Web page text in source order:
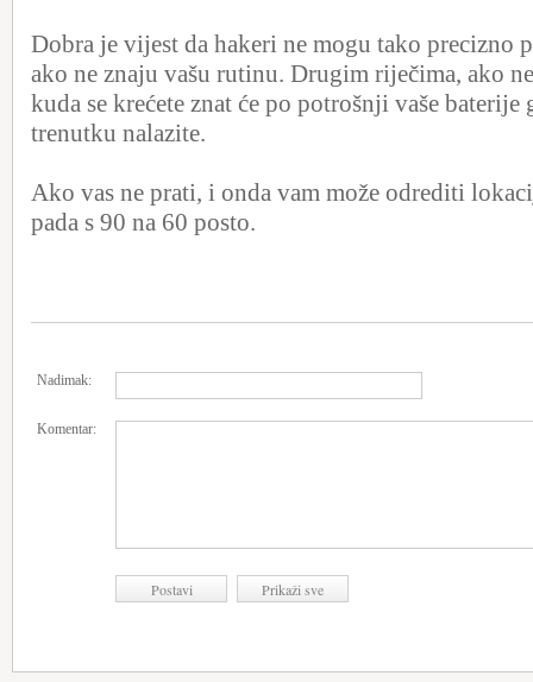
Dobra je vijest da hakeri ne mogu tako precizno
ako ne znaju vašu rutinu. Drugim riječima, ako
kuda se krećete znat će po potrošnji vaše baterije
trenutku nalazite.
Ako vas ne prati, i onda vam može odrediti
pada s 90 na 60 posto.
Nadimak:
Komentar: